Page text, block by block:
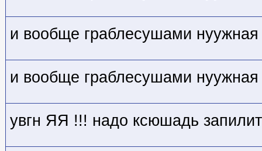
и вообще граблесушами
и вообще граблесушами
увгн ЯЯ !!! надо ксюшадь